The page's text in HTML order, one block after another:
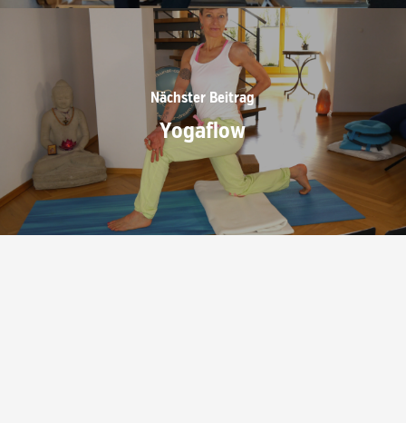
Nächster Beitrag
Yogaflow